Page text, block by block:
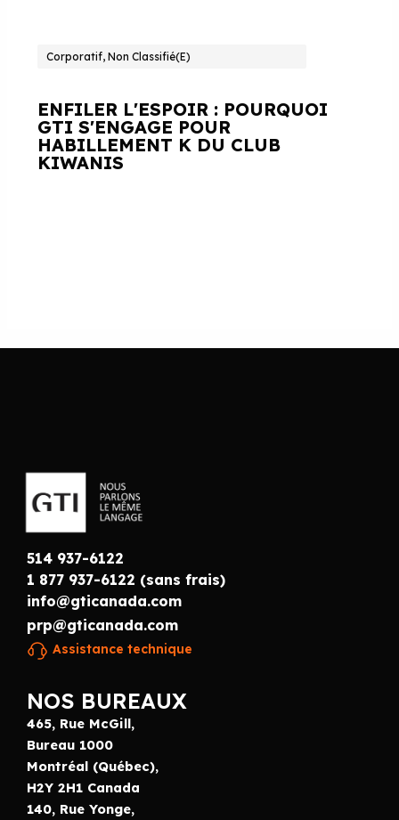
Corporatif, Non Classifié(e)
ENFILER L'ESPOIR : POURQUOI
GTI S'ENGAGE POUR
HABILLEMENT K DU CLUB
KIWANIS
514 937-6122
1 877 937-6122 (sans frais)
info@gticanada.com
prp@gticanada.com
Assistance technique
NOS BUREAUX
465, Rue McGill,
Bureau 1000
Montréal (Québec),
H2Y 2H1 Canada
140, Rue Yonge,